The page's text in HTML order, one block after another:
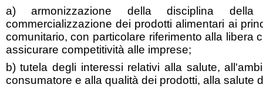
a) armonizzazione della disciplina
commercializzazione dei prodotti alimentari ai
comunitario, con particolare riferimento alla libera
assicurare competitività alle imprese;
b) tutela degli interessi relativi alla salute,
consumatore e alla qualità dei prodotti, alla salute